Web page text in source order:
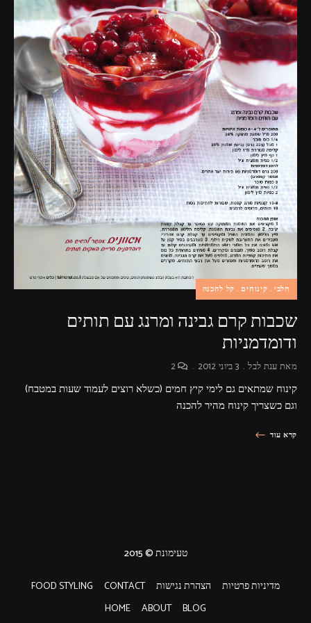
פרסומות,
מדיה
דיגיטלית
ועוד.
חלבי קינוחים קל להכנה
שכבות קרם גבינה ומרנג עם תותים
ודומדמניות
מאתענת לבל 3 ביוני 2012 2
קינוח שמתאים גם לימי קיץ חמים (כשלא רוצים לעמוד שעות במטבח)
וגם כשצריך קינוח מהיר להכנה
קרא עוד
מדיניות פרטיות הצהרת נגישות CONTACT
FOOD STYLING
BLOG
ABOUT
HOME
טעימונת © 2015